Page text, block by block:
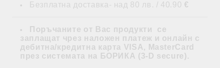
Безплатна доставка- над 80 лв. / 40.90 €
Поръчаните от Вас продукти се
заплащат чрез наложен платеж и онлайн с
дебитна/кредитна карта VISA, MasterCard
през системата на БОРИКА (3-D secure).